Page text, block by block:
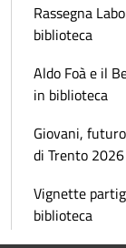
Rassegna
biblioteca
Aldo Foà e il
in biblioteca
Giovani,
di Trento 2026
Vignette
biblioteca